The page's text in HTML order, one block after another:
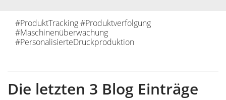
#ProduktTracking #Produktverfolgung
#Maschinenüberwachung
#PersonalisierteDruckproduktion
Die letzten 3 Blog Einträge